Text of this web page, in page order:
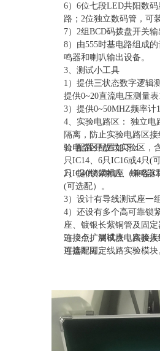
6）6位七段LED共阳数
路；2位独立数码管，可
7）2组BCD码拨盘开关
8）由555时基电路组成
鸣器和喇叭输出设备。
3、测试小工具
1）提供三状态数字逻辑
提供0~20直流电压测量表
3）提供0~50MHZ频率计
4、实验电路区： 独立电
隔离，防止实验电路区
验电路区配置如下：
1）配置开放式实验区，
只IC14、6只IC16或4只(
只IC40锁紧插座（兼容
2）提供8Ω喇叭、蜂鸣器
(可选配）。
3）设计有导线测试座一组
4）还设有多个高可靠锁
座、镀银长紫铜管及固定
连接点、测试点，实验
连接即可。
5）2个扩展模块电路接
可选配固定线路实验模块